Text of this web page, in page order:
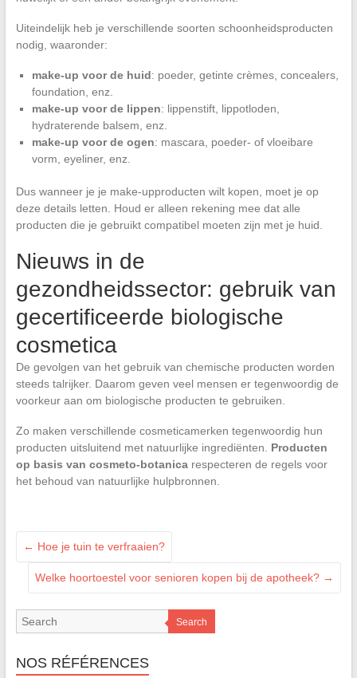
Uiteindelijk heb je verschillende soorten schoonheidsproducten
nodig, waaronder:
make-up voor de huid: poeder, getinte crèmes, concealers,
foundation, enz.
make-up voor de lippen: lippenstift, lippotloden,
hydraterende balsem, enz.
make-up voor de ogen: mascara, poeder- of vloeibare
vorm, eyeliner, enz.
Dus wanneer je je make-upproducten wilt kopen, moet je op
deze details letten. Houd er alleen rekening mee dat alle
producten die je gebruikt compatibel moeten zijn met je huid.
Nieuws in de
gezondheidssector: gebruik van
gecertificeerde biologische
cosmetica
De gevolgen van het gebruik van chemische producten worden
steeds talrijker. Daarom geven veel mensen er tegenwoordig de
voorkeur aan om biologische producten te gebruiken.
Zo maken verschillende cosmeticamerken tegenwoordig hun
producten uitsluitend met natuurlijke ingrediënten. Producten
op basis van cosmeto-botanicarespecteren de regels voor
het behoud van natuurlijke hulpbronnen.
← Hoe je tuin te verfraaien?
Welke hoortoestel voor senioren kopen bij de apotheek? →
Search
NOS RÉFÉRENCES